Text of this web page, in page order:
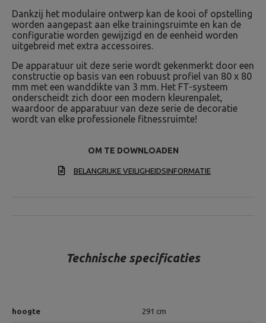
Dankzij het modulaire ontwerp kan de kooi of opstelling
worden aangepast aan elke trainingsruimte en kan de
configuratie worden gewijzigd en de eenheid worden
uitgebreid met extra accessoires.
De apparatuur uit deze serie wordt gekenmerkt door een
constructie op basis van een robuust profiel van 80 x 80
mm met een wanddikte van 3 mm. Het FT-systeem
onderscheidt zich door een modern kleurenpalet,
waardoor de apparatuur van deze serie de decoratie
wordt van elke professionele fitnessruimte!
OM TE DOWNLOADEN
BELANGRIJKE VEILIGHEIDSINFORMATIE
Technische specificaties
hoogte 291 cm